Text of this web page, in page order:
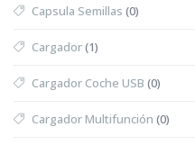
Capsula Semillas (0)
Cargador(1)
Cargador Coche USB (0)
Cargador Multifunción (0)